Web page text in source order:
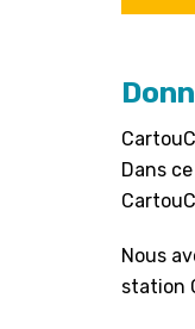
Dans
Nous
station